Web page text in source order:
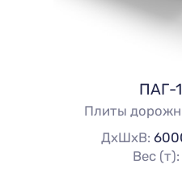
ПАГ-
Плиты
ДхШхВ:
Вес (т):